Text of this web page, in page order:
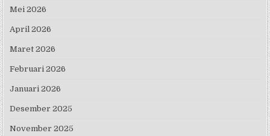
Mei 2026
April 2026
Maret 2026
Februari 2026
Januari 2026
Desember 2025
November 2025